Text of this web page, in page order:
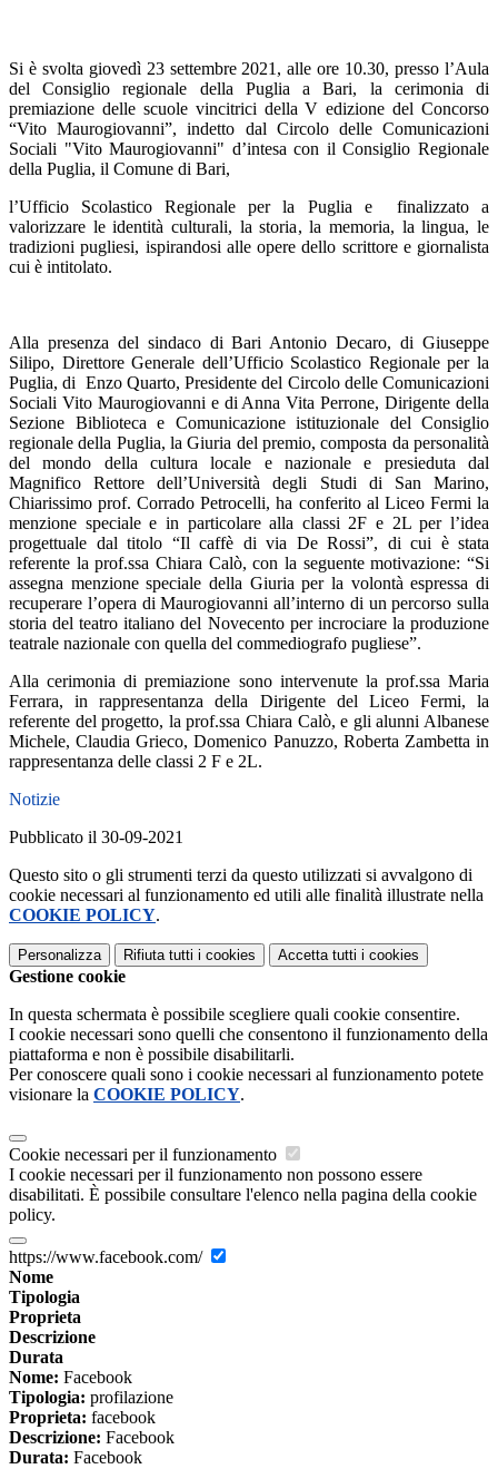
Si è svolta giovedì 23 settembre 2021, alle ore 10.30, presso l’Aula
del Consiglio regionale della Puglia aBari, la cerimonia di
premiazione delle scuole vincitrici della V edizione del Concorso
“Vito Maurogiovanni”, indetto dal Circolo delle Comunicazioni
Sociali "Vito Maurogiovanni" d’intesa con il Consiglio Regionale
della Puglia, il Comune di Bari,
l’Ufficio Scolastico Regionale per la Puglia e
finalizzato a
valorizzare le identità culturali, la storia, la memoria, la lingua, le
tradizioni pugliesi, ispirandosi alle opere dello scrittore e giornalista
cui è intitolato.
Alla presenza del sindaco di Bari Antonio Decaro, di Giuseppe
Silipo, Direttore Generale dell’Ufficio Scolastico Regionale per la
Puglia, di Enzo Quarto, Presidente del Circolo delle Comunicazioni
Sociali Vito Maurogiovanni e di Anna Vita Perrone, Dirigente della
Sezione Biblioteca e Comunicazione istituzionale del Consiglio
regionale della Puglia, la Giuria del premio, composta da personalità
del mondo della cultura locale e nazionale e presieduta dal
Magnifico Rettore dell’Università degli Studi di San Marino,
Chiarissimo prof. Corrado Petrocelli, ha conferito al Liceo Fermi la
menzione speciale e in particolare alla classi 2F e 2L per l’idea
progettuale dal titolo “Il caffè di via De Rossi”, di cui è stata
referente la prof.ssa Chiara Calò, con la seguente motivazione: “Si
assegna menzione speciale della Giuria per la volontà espressa di
recuperare l’opera di Maurogiovanni all’interno di un percorso sulla
storia del teatro italiano del Novecento per incrociare la produzione
teatrale nazionale con quella del commediografo pugliese”.
Alla cerimonia di premiazione sono intervenute la prof.ssa Maria
Ferrara, in rappresentanza della Dirigente del Liceo Fermi, la
referente del progetto, la prof.ssa Chiara Calò, e gli alunni Albanese
Michele, Claudia Grieco, Domenico Panuzzo, Roberta Zambetta in
rappresentanza delle classi 2 F e 2L.
Notizie
Pubblicato il 30-09-2021
Questo sito o gli strumenti terzi da questo utilizzati si avvalgono di
cookie necessari al funzionamento ed utili alle finalità illustrate nella
COOKIE POLICY.
Personalizza Rifiuta tutti i cookies Accetta tutti i cookies
Gestione cookie
In questa schermata è possibile scegliere quali cookie consentire.
I cookie necessari sono quelli che consentono il funzionamento della
piattaforma e non è possibile disabilitarli.
Per conoscere quali sono i cookie necessari al funzionamento potete
visionare la COOKIE POLICY.
Cookie necessari per il funzionamento
I cookie necessari per il funzionamento non possono essere
disabilitati. È possibile consultare l'elenco nella pagina della cookie
policy.
https://www.facebook.com/
Nome
Tipologia
Proprieta
Descrizione
Durata
Nome: Facebook
Tipologia: profilazione
Proprieta: facebook
Descrizione: Facebook
Durata: Facebook